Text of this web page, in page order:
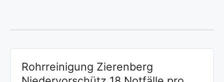
Rohrreinigung Zierenberg